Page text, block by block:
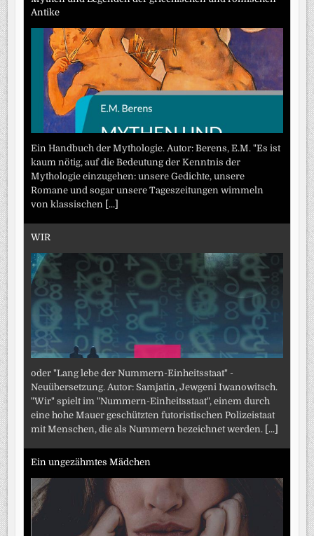
Antike
Ein Handbuch der Mythologie. Autor: Berens, E.M. "Es ist
kaum nötig, auf die Bedeutung der Kenntnis der
Mythologie einzugehen: unsere Gedichte, unsere
Romane und sogar unsere Tageszeitungen wimmeln
von klassischen [...]
WIR
oder "Lang lebe der Nummern-Einheitsstaat" -
Neuübersetzung. Autor: Samjatin, Jewgeni Iwanowitsch.
"Wir" spielt im "Nummern-Einheitsstaat", einem durch
eine hohe Mauer geschützten futoristischen Polizeistaat
mit Menschen, die als Nummern bezeichnet werden. [...]
Ein ungezähmtes Mädchen